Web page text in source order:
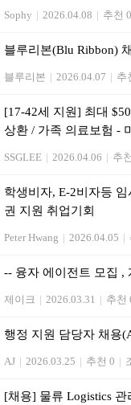
Sophy | 2026.04.08 | 추천 0
블루리본(Blu Ribbon)
블루리본 | 2026.04.07 | 추
[17-42세 지원] 최대
상환 / 가족 의료보험 -
SSGLEE | 2026.04.06 | 추
학생비자, E-2비자등
권 지원 취업기회
Peter Hwang | 2026.04.05 |
-- 융자 에이전트 모집 ,
제이크 | 2026.03.31 | 추천
행정 지원 담당자 채용
AJ | 2026.03.25 | 추천 0 |
[채용] 물류 Logistics 관